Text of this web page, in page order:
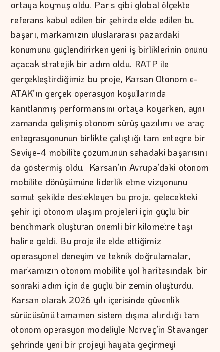
ortaya koymuş oldu. Paris gibi global ölçekte
referans kabul edilen bir şehirde elde edilen bu
başarı, markamızın uluslararası pazardaki
konumunu güçlendirirken yeni iş birliklerinin önünü
açacak stratejik bir adım oldu. RATP ile
gerçekleştirdiğimiz bu proje, Karsan Otonom e-
ATAK’ın gerçek operasyon koşullarında
kanıtlanmış performansını ortaya koyarken, aynı
zamanda gelişmiş otonom sürüş yazılımı ve araç
entegrasyonunun birlikte çalıştığı tam entegre bir
Seviye-4 mobilite çözümünün sahadaki başarısını
da göstermiş oldu. Karsan’ın Avrupa’daki otonom
mobilite dönüşümüne liderlik etme vizyonunu
somut şekilde destekleyen bu proje, gelecekteki
şehir içi otonom ulaşım projeleri için güçlü bir
benchmark oluşturan önemli bir kilometre taşı
haline geldi. Bu proje ile elde ettiğimiz
operasyonel deneyim ve teknik doğrulamalar,
markamızın otonom mobilite yol haritasındaki bir
sonraki adım için de güçlü bir zemin oluşturdu.
Karsan olarak 2026 yılı içerisinde güvenlik
sürücüsünü tamamen sistem dışına alındığı tam
otonom operasyon modeliyle Norveç’in Stavanger
şehrinde yeni bir projeyi hayata geçirmeyi